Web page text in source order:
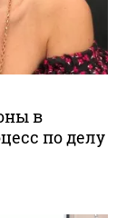
в
по делу